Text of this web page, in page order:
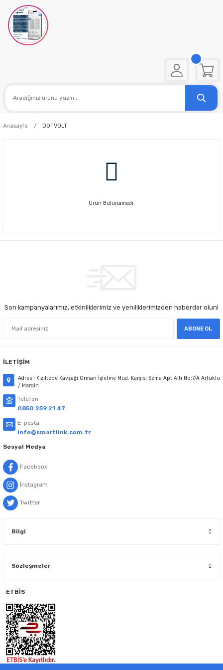
Anasayfa DOTVOLT
Ürün Bulunamadı.
Son kampanyalarımız, etkinliklerimiz ve yeniliklerimizden haberdar olun!
ABONE OL
İLETİŞİM
Adres : Kızıltepe Kavşağı Orman İşletme Müd. Karşısı Sema Apt.Altı No:7/A Artuklu
/ Mardin
Telefon
0850 259 21 47
E-posta
info@smartlink.com.tr
Sosyal Medya
Facebook
İnstagram
Twitter
Bilgi
Sözleşmeler
ETBİS